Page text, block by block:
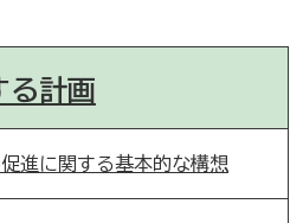
る計画
進に関する基本的な構想